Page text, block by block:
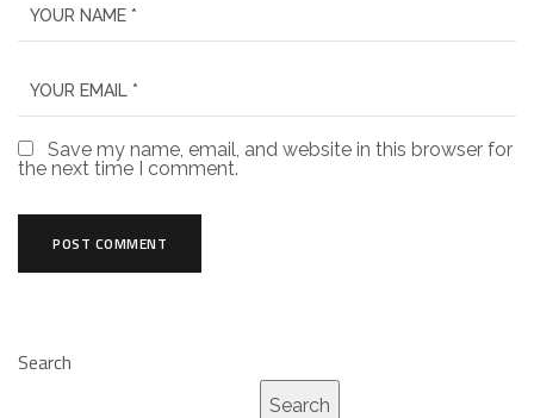
Save my name, email, and website in this browser for
the next time I comment.
Search
Search